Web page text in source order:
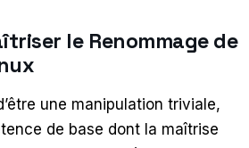
le Renommage de
une manipulation triviale,
de base dont la maîtrise